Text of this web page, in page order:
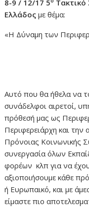
8-9 / 12/17 5
Ελλάδος με θέμα:
«H Δύναμη των
Αυτό που θα ήθελα να
συνάδελφοι αιρετοί,
πρόθεσή μας ως
Περιφερειάρχη και την
Πρόνοιας Κοινωνικής
συνεργασία όλων
φορέων κλπ για να
αξιοποιήσουμε κάθε
ή Ευρωπαικό, και με
είμαστε πιο